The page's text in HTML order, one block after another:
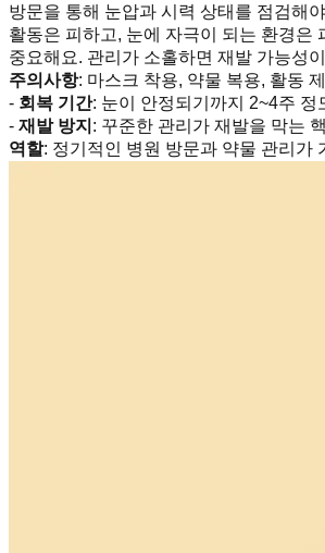
방문을 통해 눈압과 시력 상태를 점검해
활동은 피하고, 눈에 자극이 되는 환경은
중요해요. 관리가 소홀하면 재발 가능성
주의사항: 마스크 착용, 약물 복용, 활동
- 회복 기간: 눈이 안정되기까지 2~4주 정
- 재발 방지 : 꾸준한 관리가 재발을 막는
역할: 정기적인 병원 방문과 약물 관리가